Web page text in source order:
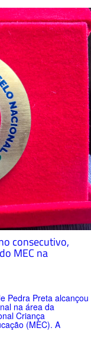
consecutivo,
MEC na
Pedra Preta alcançou
na área da
Criança
(MEC). A